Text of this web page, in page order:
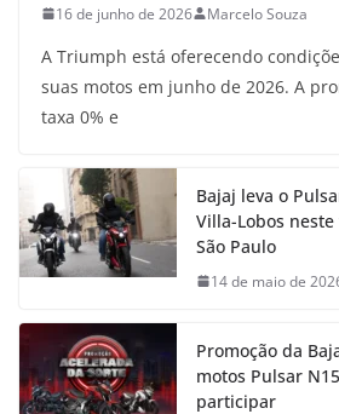
16 de junho de 2026 Marcelo Souza
A Triumph está oferecendo
suas motos em junho de 2026. A
taxa 0% e
Bajaj leva o
Villa-Lobos
São Paulo
14 de maio de
Promoção da
motos Pulsar
participar